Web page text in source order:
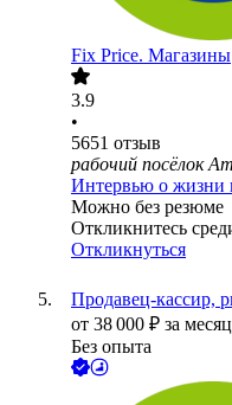
Fix Price. Магазины
3.9
•
5651 отзыв
рабочий посёлок
Интервью о жизни
Можно без резюме
Откликнитесь
Откликнуться
Продавец-кассир,
от 38 000 ₽ за
Без опыта